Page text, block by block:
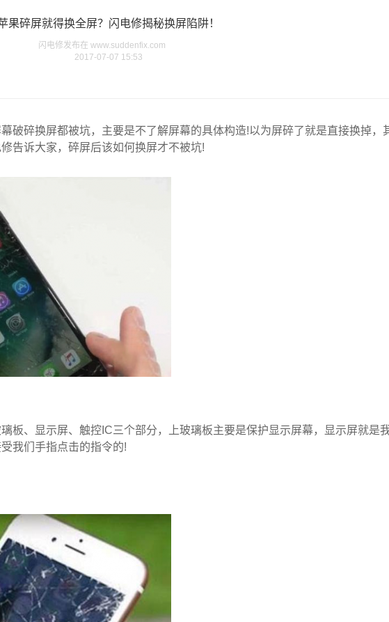
果碎屏就得换全屏？闪电修揭秘换屏陷阱！
闪电修发布在 www.suddenfix.com
2017-07-07 15:53
破碎换屏都被坑，主要是不了解屏幕的具体构造!以为屏碎了就是直接换掉，
告诉大家，碎屏后该如何换屏才不被坑!
板、显示屏、触控IC三个部分，上玻璃板主要是保护显示屏幕，显示屏就是
我们手指点击的指令的!